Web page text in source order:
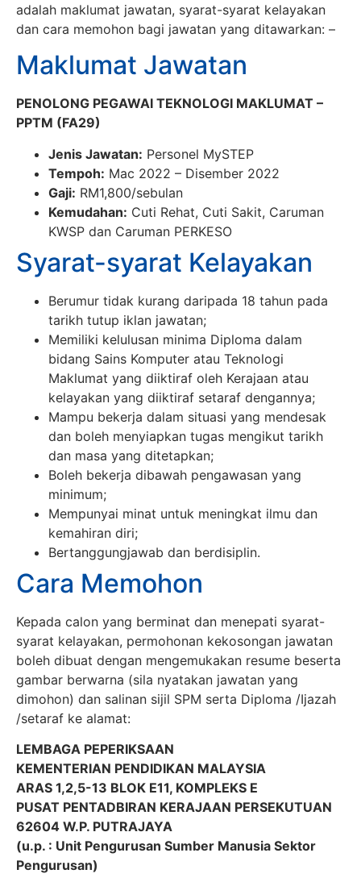
adalah maklumat jawatan, syarat-syarat kelayakan
dan cara memohon bagi jawatan yang ditawarkan: –
Maklumat Jawatan
PENOLONG PEGAWAI TEKNOLOGI MAKLUMAT –
PPTM (FA29)
Jenis Jawatan: Personel MySTEP
Tempoh: Mac 2022 – Disember 2022
Gaji: RM1,800/sebulan
Kemudahan: Cuti Rehat, Cuti Sakit, Caruman
KWSP dan Caruman PERKESO
Syarat-syarat Kelayakan
Berumur tidak kurang daripada 18 tahun pada
tarikh tutup iklan jawatan;
Memiliki kelulusan minima Diploma dalam
bidang Sains Komputer atau Teknologi
Maklumat yang diiktiraf oleh Kerajaan atau
kelayakan yang diiktiraf setaraf dengannya;
Mampu bekerja dalam situasi yang mendesak
dan boleh menyiapkan tugas mengikut tarikh
dan masa yang ditetapkan;
Boleh bekerja dibawah pengawasan yang
minimum;
Mempunyai minat untuk meningkat ilmu dan
kemahiran diri;
Bertanggungjawab dan berdisiplin.
Cara Memohon
Kepada calon yang berminat dan menepati syarat-
syarat kelayakan, permohonan kekosongan jawatan
boleh dibuat dengan mengemukakan resume beserta
gambar berwarna (sila nyatakan jawatan yang
dimohon) dan salinan sijil SPM serta Diploma /Ijazah
/setaraf ke alamat:
LEMBAGA PEPERIKSAAN
KEMENTERIAN PENDIDIKAN MALAYSIA
ARAS 1,2,5-13 BLOK E11, KOMPLEKS E
PUSAT PENTADBIRAN KERAJAAN PERSEKUTUAN
62604 W.P. PUTRAJAYA
(u.p. : Unit Pengurusan Sumber Manusia Sektor
Pengurusan)